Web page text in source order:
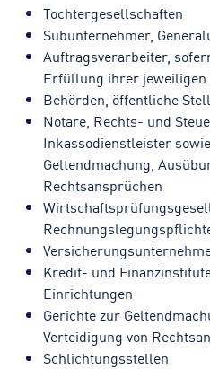
Tochtergesellschaften
Subunternehmer,
Auftragsverarbeiter,
Erfüllung ihrer jeweiligen
Behörden, öffentliche
Notare, Rechts- und
Inkassodienstleister
Geltendmachung,
Rechtsansprüchen
Kredit- und
Einrichtungen
Gerichte zur
Verteidigung von
Schlichtungsstellen